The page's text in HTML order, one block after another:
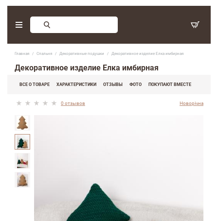
Главная Спальня Декоративные подушки Декоративное изделие Елка имбирная
Декоративное изделие Елка имбирная
ВСЕ О ТОВАРЕ ХАРАКТЕРИСТИКИ ОТЗЫВЫ ФОТО ПОКУПАЮТ ВМЕСТЕ
0 отзывов Новорічна
Заказ обратного звонка
(097) 416-90-33 ,
(066) 339-07-15